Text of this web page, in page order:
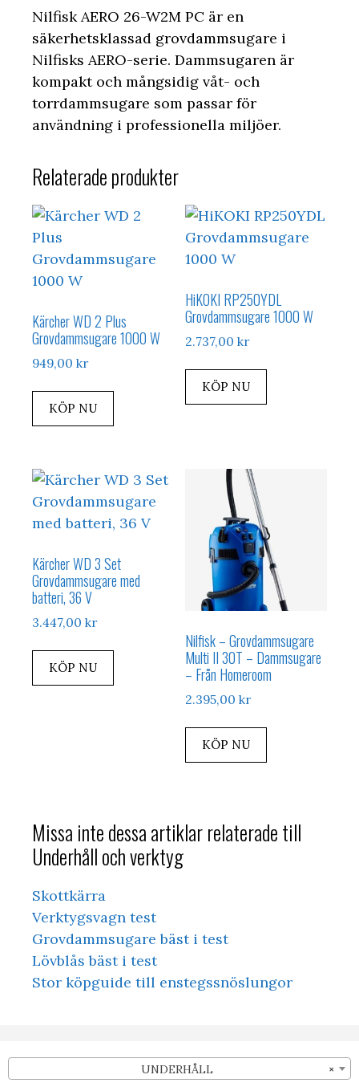
Nilfisk AERO 26-W2M PC är en
säkerhetsklassad grovdammsugare i
Nilfisks AERO-serie. Dammsugaren är
kompakt och mångsidig våt- och
torrdammsugare som passar för
användning i professionella miljöer.
Relaterade produkter
Kärcher WD 2 Plus
Grovdammsugare 1000 W
949,00 kr
KÖP NU
HiKOKI RP250YDL
Grovdammsugare 1000 W
2.737,00kr
KÖP NU
Kärcher WD 3 Set
Grovdammsugare med
batteri, 36 V
3.447,00 kr
KÖP NU
Nilfisk – Grovdammsugare
Multi II 30T – Dammsugare
– Från Homeroom
2.395,00kr
KÖP NU
Missa inte dessa artiklar relaterade till
Underhåll och verktyg
Skottkärra
Verktygsvagn test
Grovdammsugare bäst i test
Lövblås bäst i test
Stor köpguide till enstegssnöslungor
×
UNDERHÅLL